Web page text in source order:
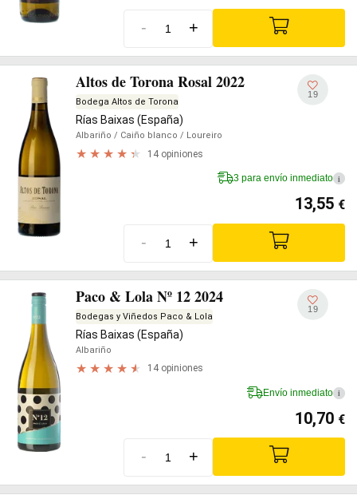
- +
Altos de Torona Rosal 2022
Bodega Altos de Torona
Rías Baixas (España)
Albariño / Caiño blanco / Loureiro
14 opiniones
19
3 para envío inmediato i
13,55 €
- +
Paco & Lola Nº 12 2024
Bodegas y Viñedos Paco & Lola
Rías Baixas (España)
Albariño
14 opiniones
19
Envío inmediato i
10,70 €
- +